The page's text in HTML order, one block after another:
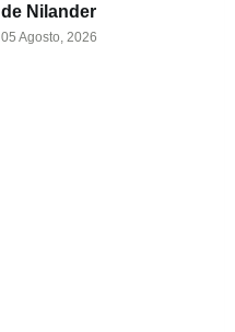
de Nilander
05 Agosto, 2026